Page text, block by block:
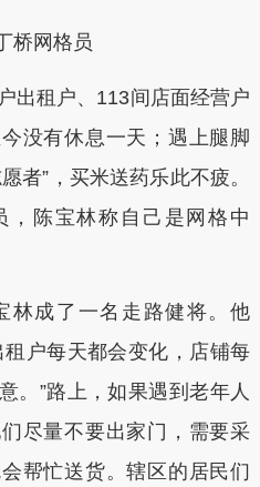
网格员
租户、113间店面经营户
没有休息一天；遇上腿脚
者”，买米送药乐此不疲。
，陈宝林称自己是网格中
成了一名走路健将。他
户每天都会变化，店铺每
。”路上，如果遇到老年人
尽量不要出家门，需要采
帮忙送货。辖区的居民们